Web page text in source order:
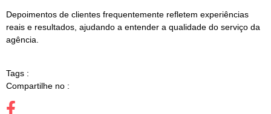
Depoimentos de clientes frequentemente refletem experiências
reais e resultados, ajudando a entender a qualidade do serviço da
agência.
Tags :
Compartilhe no :